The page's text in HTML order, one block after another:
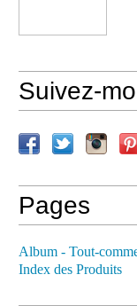
Suivez-
Pages
Album - Tout-
Index des Produits